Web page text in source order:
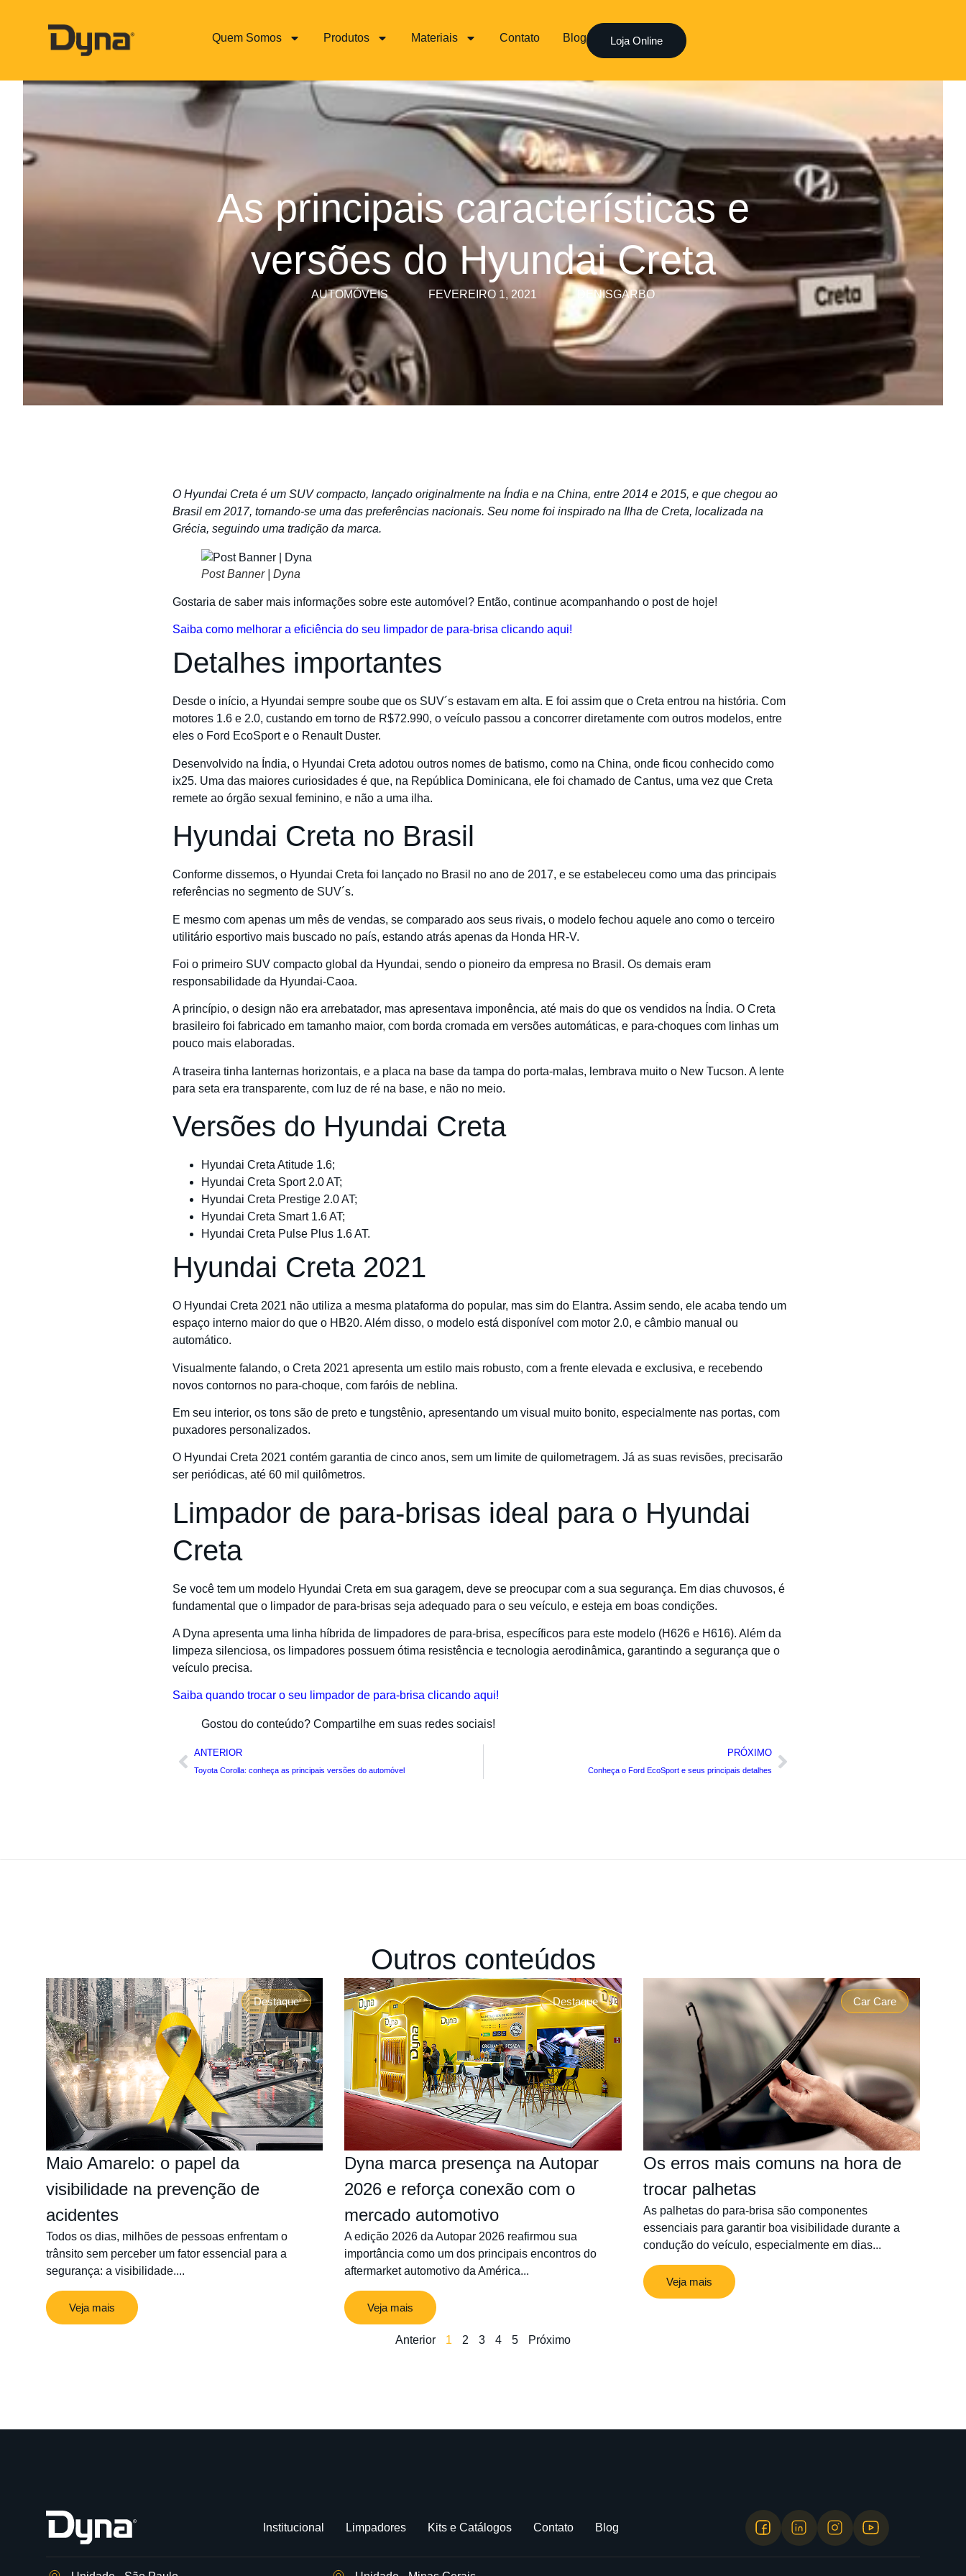
Quem Somos Produtos Materiais Contato Blog Loja Online
As principais características e
versões do Hyundai Creta
AUTOMÓVEIS FEVEREIRO 1, 2021 DENISGARBO
O Hyundai Creta é um SUV compacto, lançado originalmente na Índia e na China, entre 2014 e 2015, e que chegou ao
Brasil em 2017, tornando-se uma das preferências nacionais. Seu nome foi inspirado na Ilha de Creta, localizada na
Grécia, seguindo uma tradição da marca.
Post Banner | Dyna
Gostaria de saber mais informações sobre este automóvel? Então, continue acompanhando o post de hoje!
Saiba como melhorar a eficiência do seu limpador de para-brisa clicando aqui!
Detalhes importantes
Desde o início, a Hyundai sempre soube que os SUV´s estavam em alta. E foi assim que o Creta entrou na história. Com
motores 1.6 e 2.0, custando em torno de R$72.990, o veículo passou a concorrer diretamente com outros modelos, entre
eles o Ford EcoSport e o Renault Duster.
Desenvolvido na Índia, o Hyundai Creta adotou outros nomes de batismo, como na China, onde ficou conhecido como
ix25. Uma das maiores curiosidades é que, na República Dominicana, ele foi chamado de Cantus, uma vez que Creta
remete ao órgão sexual feminino, e não a uma ilha.
Hyundai Creta no Brasil
Conforme dissemos, o Hyundai Creta foi lançado no Brasil no ano de 2017, e se estabeleceu como uma das principais
referências no segmento de SUV´s.
E mesmo com apenas um mês de vendas, se comparado aos seus rivais, o modelo fechou aquele ano como o terceiro
utilitário esportivo mais buscado no país, estando atrás apenas da Honda HR-V.
Foi o primeiro SUV compacto global da Hyundai, sendo o pioneiro da empresa no Brasil. Os demais eram
responsabilidade da Hyundai-Caoa.
A princípio, o design não era arrebatador, mas apresentava imponência, até mais do que os vendidos na Índia. O Creta
brasileiro foi fabricado em tamanho maior, com borda cromada em versões automáticas, e para-choques com linhas um
pouco mais elaboradas.
A traseira tinha lanternas horizontais, e a placa na base da tampa do porta-malas, lembrava muito o New Tucson. A lente
para seta era transparente, com luz de ré na base, e não no meio.
Versões do Hyundai Creta
Hyundai Creta Atitude 1.6;
Hyundai Creta Sport 2.0 AT;
Hyundai Creta Prestige 2.0 AT;
Hyundai Creta Smart 1.6 AT;
Hyundai Creta Pulse Plus 1.6 AT.
Hyundai Creta 2021
O Hyundai Creta 2021 não utiliza a mesma plataforma do popular, mas sim do Elantra. Assim sendo, ele acaba tendo um
espaço interno maior do que o HB20. Além disso, o modelo está disponível com motor 2.0, e câmbio manual ou
automático.
Visualmente falando, o Creta 2021 apresenta um estilo mais robusto, com a frente elevada e exclusiva, e recebendo
novos contornos no para-choque, com faróis de neblina.
Em seu interior, os tons são de preto e tungstênio, apresentando um visual muito bonito, especialmente nas portas, com
puxadores personalizados.
O Hyundai Creta 2021 contém garantia de cinco anos, sem um limite de quilometragem. Já as suas revisões, precisarão
ser periódicas, até 60 mil quilômetros.
Limpador de para-brisas ideal para o Hyundai
Creta
Se você tem um modelo Hyundai Creta em sua garagem, deve se preocupar com a sua segurança. Em dias chuvosos, é
fundamental que o limpador de para-brisas seja adequado para o seu veículo, e esteja em boas condições.
A Dyna apresenta uma linha híbrida de limpadores de para-brisa, específicos para este modelo (H626 e H616). Além da
limpeza silenciosa, os limpadores possuem ótima resistência e tecnologia aerodinâmica, garantindo a segurança que o
veículo precisa.
Saiba quando trocar o seu limpador de para-brisa clicando aqui!
Gostou do conteúdo? Compartilhe em suas redes sociais!
ANTERIOR
Toyota Corolla: conheça as principais versões do automóvel
PRÓXIMO
Conheça o Ford EcoSport e seus principais detalhes
Outros conteúdos
Destaque
Maio Amarelo: o papel da
visibilidade na prevenção de
acidentes
Todos os dias, milhões de pessoas enfrentam o
trânsito sem perceber um fator essencial para a
segurança: a visibilidade....
Veja mais
Destaque
Dyna marca presença na Autopar
2026 e reforça conexão com o
mercado automotivo
A edição 2026 da Autopar 2026 reafirmou sua
importância como um dos principais encontros do
aftermarket automotivo da América...
Veja mais
Car Care
Os erros mais comuns na hora de
trocar palhetas
As palhetas do para-brisa são componentes
essenciais para garantir boa visibilidade durante a
condução do veículo, especialmente em dias...
Veja mais
Anterior 1 2 3 4 5 Próximo
Institucional Limpadores Kits e Catálogos Contato Blog